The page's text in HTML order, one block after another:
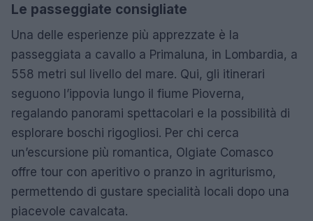
Le passeggiate consigliate
Una delle esperienze più apprezzate è la
passeggiata a cavallo a Primaluna, in Lombardia, a
558 metri sul livello del mare. Qui, gli itinerari
seguono l’ippovia lungo il fiume Pioverna,
regalando panorami spettacolari e la possibilità di
esplorare boschi rigogliosi. Per chi cerca
un’escursione più romantica, Olgiate Comasco
offre tour con aperitivo o pranzo in agriturismo,
permettendo di gustare specialità locali dopo una
piacevole cavalcata.